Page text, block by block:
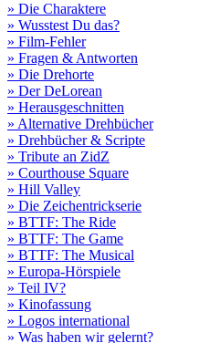
» Die Charaktere
» Wusstest Du das?
» Film-Fehler
» Fragen & Antworten
» Die Drehorte
» Der DeLorean
» Herausgeschnitten
» Alternative Drehbücher
» Drehbücher & Scripte
» Tribute an ZidZ
» Courthouse Square
» Hill Valley
» Die Zeichentrickserie
» BTTF: The Ride
» BTTF: The Game
» BTTF: The Musical
» Europa-Hörspiele
» Teil IV?
» Kinofassung
» Logos international
» Was haben wir gelernt?